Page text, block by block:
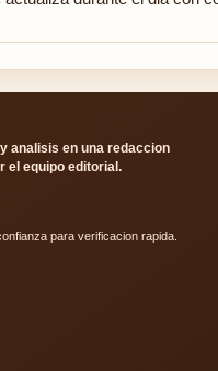
analisis en una redaccion
el equipo editorial.
para verificacion rapida.